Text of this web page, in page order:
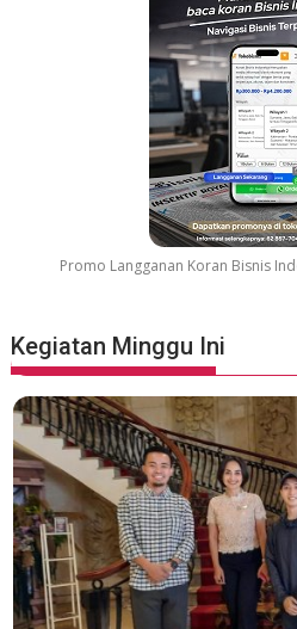
Promo Langganan Koran Bisnis
Kegiatan Minggu Ini